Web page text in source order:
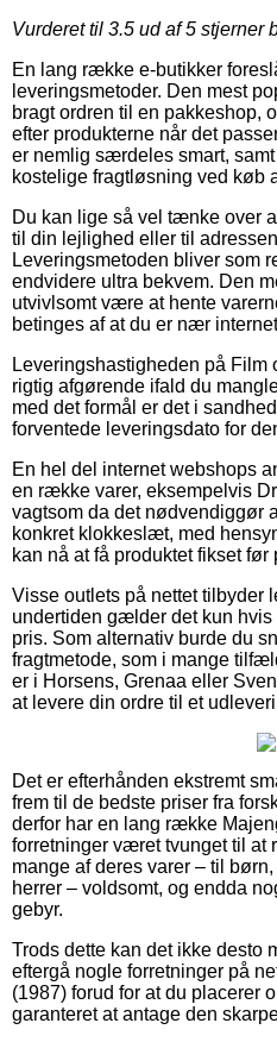
Vurderet til 3.5 ud af 5 stjerner
En lang række e-butikker
leveringsmetoder. Den mest
bragt ordren til en pakkeshop,
efter produkterne når det
er nemlig særdeles smart,
kostelige fragtløsning ved køb
Du kan lige så vel tænke over
til din lejlighed eller til
Leveringsmetoden bliver som
endvidere ultra bekvem. Den
utvivlsomt være at hente
betinges af at du er nær
Leveringshastigheden på Film
rigtig afgørende ifald du
med det formål er det i
forventede leveringsdato for
En hel del internet webshops
en række varer, eksempelvis
vagtsom da det nødvendiggør
konkret klokkeslæt, med
kan nå at få produktet fikset
Visse outlets på nettet tilbyder
undertiden gælder det kun
pris. Som alternativ burde du
fragtmetode, som i mange
er i Horsens, Grenaa eller
at levere din ordre til et
Det er efterhånden ekstremt
frem til de bedste priser fra
derfor har en lang række
forretninger været tvunget til at
mange af deres varer – til
herrer – voldsomt, og endda
gebyr.
Trods dette kan det ikke desto
eftergå nogle forretninger på
(1987) forud for at du placerer
garanteret at antage den